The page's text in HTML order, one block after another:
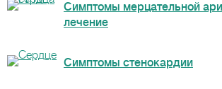
Симптомы мерцательной
лечение
Симптомы стенокардии